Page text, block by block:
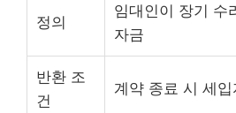
정의
임대인이 장기 수
자금
반환 조
건
계약 종료 시 세